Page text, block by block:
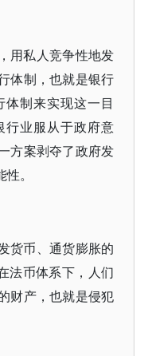
用私人竞争性地发
体制，也就是银行
制来实现这一目
行业服从于政府意
方案剥夺了政府发
。
货币、通货膨胀的
法币体系下，人们
财产，也就是侵犯